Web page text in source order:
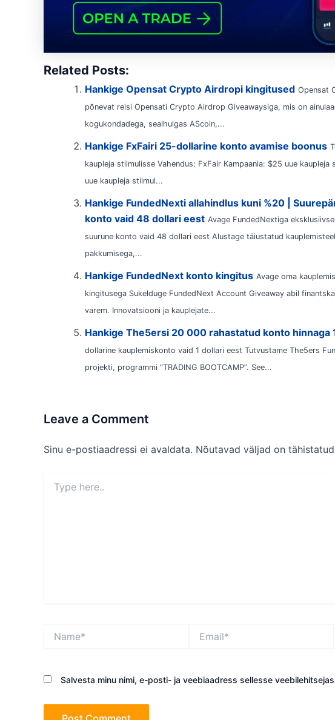
Related Posts:
Hankige Opensat Crypto Airdropi kingitused Opensat
põnevat reisi Opensati Crypto Airdrop Giveawaysiga, mis on
kogukondadega, sealhulgas AScoin,...
Hankige FxFairi 25-dollarine konto avamise boonus
kaupleja stiimulisse Vahendus: FxFair Kampaania: $25 uue
uue kaupleja stiimul...
Hankige FundedNexti allahindlus kuni %20 |
konto vaid 48 dollari eest Avage FundedNextiga
suurune konto vaid 48 dollari eest Alustage täiustatud
pakkumisega,...
Hankige FundedNext konto kingitus Avage oma
kingitusega Sukelduge FundedNext Account Giveaway abil
varem. Innovatsiooni ja kauplejate...
Hankige The5ersi 20 000 rahastatud konto hinnaga
dollarine kauplemiskonto vaid 1 dollari eest Tutvustame The5ers
projekti, programmi “TRADING BOOTCAMP”. See...
Leave a Comment
Sinu e-postiaadressi ei avaldata. Nõutavad väljad on tähistatud
here..
Salvesta minu nimi, e-posti- ja veebiaadress sellesse